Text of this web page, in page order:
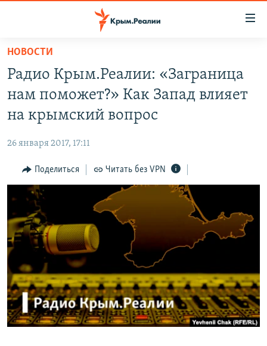
Вернуться
основному
содержанию
главной
навигации
Вернутся
поиску
СПЕЦПРОЕКТЫ
11 ЛЕТ ОККУПАЦИИ КРЫМА. 11 ИСТОРИЙ СОПРОТИВЛЕНИЯ
ЕЩЕ
ИНТЕРАКТИВ
ИНФОГРАФИКА
ТЕЛЕПРОЕКТ КРЫМ.РЕАЛИИ
СОВЕТЫ ПРАВОЗАЩИТНИКОВ
ПРОПАВШИЕ БЕЗ ВЕСТИ
ПОБЕДИТЕЛЕЙ НЕ СУДЯТ?
КРЫМ.НЕПОКОРЕННЫЙ
ELIFBE
РАДІО СВОБОДА
КАК ОБОЙТИ БЛОКИРОВКУ
Українською
Qırımtatar
ПРИСОЕДИНЯЙТЕСЬ!
НОВОСТИ
Радио Крым.Реалии: «Заграница
нам поможет?» Как Запад влияет
на крымский вопрос
26 января 2017, 17:11
Поделиться Читать без VPN